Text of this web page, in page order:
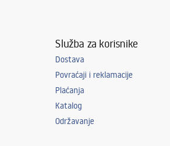
Služba za korisnike
Dostava
Povraćaji i reklamacije
Plaćanja
Katalog
Održavanje